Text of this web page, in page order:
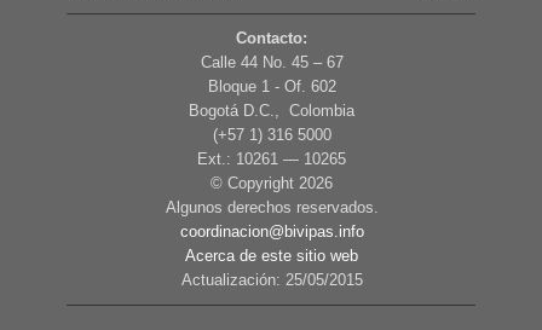
Contacto:
Calle 44 No. 45 – 67
Bloque 1 - Of. 602
Bogotá D.C., Colombia
(+57 1) 316 5000
Ext.: 10261 — 10265
© Copyright 2026
Algunos derechos reservados.
coordinacion@bivipas.info
Acerca de este sitio web
Actualización: 25/05/2015